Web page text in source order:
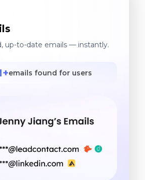
up-to-date emails — instantly.
emails found for users